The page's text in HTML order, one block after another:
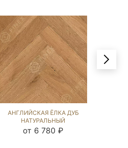
АНГЛИЙСКАЯ ЁЛКА ДУБ
НАТУРАЛЬНЫЙ
(BRUSHED) 136551
от 6 780 ₽